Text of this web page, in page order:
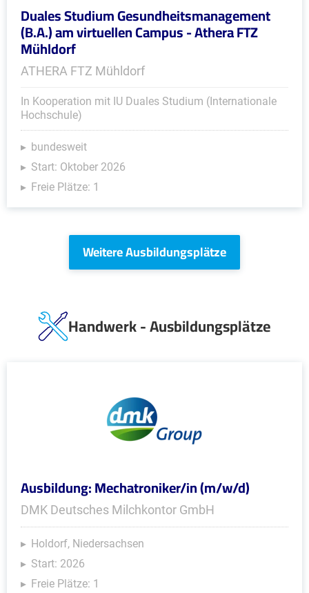
Duales Studium Gesundheitsmanagement
(B.A.) am virtuellen Campus - Athera FTZ
Mühldorf
ATHERA FTZ Mühldorf
In Kooperation mit IU Duales Studium (Internationale
Hochschule)
bundesweit
Start: Oktober 2026
Freie Plätze: 1
Weitere Ausbildungsplätze
Handwerk - Ausbildungsplätze
Ausbildung: Mechatroniker/in (m/w/d)
DMK Deutsches Milchkontor GmbH
Holdorf, Niedersachsen
Start: 2026
Freie Plätze: 1